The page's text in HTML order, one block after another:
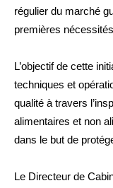
régulier du marché
premières
L’objectif de cette
techniques et
qualité à travers
alimentaires et non
dans le but de
Le Directeur de